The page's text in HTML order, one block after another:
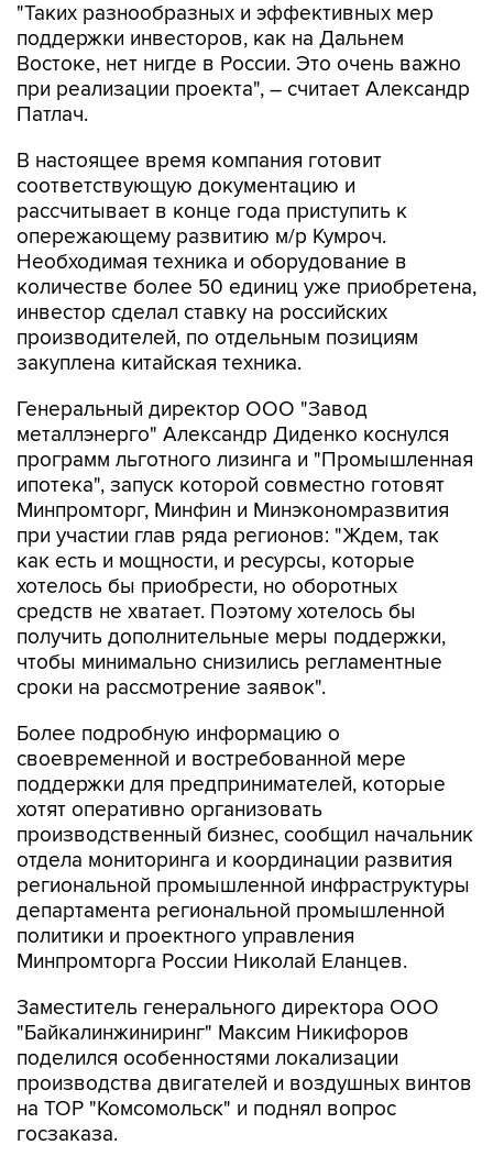
"Таких разнообразных и эффективных мер
поддержки инвесторов, как на Дальнем
Востоке, нет нигде в России. Это очень важно
при реализации проекта", – считает Александр
Патлач.
В настоящее время компания готовит
соответствующую документацию и
рассчитывает в конце года приступить к
опережающему развитию м/р Кумроч.
Необходимая техника и оборудование в
количестве более 50 единиц уже приобретена,
инвестор сделал ставку на российских
производителей, по отдельным позициям
закуплена китайская техника.
Генеральный директор ООО "Завод
металлэнерго" Александр Диденко коснулся
программ льготного лизинга и "Промышленная
ипотека", запуск которой совместно готовят
Минпромторг, Минфин и Минэкономразвития
при участии глав ряда регионов: "Ждем, так
как есть и мощности, и ресурсы, которые
хотелось бы приобрести, но оборотных
средств не хватает. Поэтому хотелось бы
получить дополнительные меры поддержки,
чтобы минимально снизились регламентные
сроки на рассмотрение заявок".
Более подробную информацию о
своевременной и востребованной мере
поддержки для предпринимателей, которые
хотят оперативно организовать
производственный бизнес, сообщил начальник
отдела мониторинга и координации развития
региональной промышленной инфраструктуры
департамента региональной промышленной
политики и проектного управления
Минпромторга России Николай Еланцев.
Заместитель генерального директора ООО
"Байкалинжиниринг" Максим Никифоров
поделился особенностями локализации
производства двигателей и воздушных винтов
на ТОР "Комсомольск" и поднял вопрос
госзаказа.